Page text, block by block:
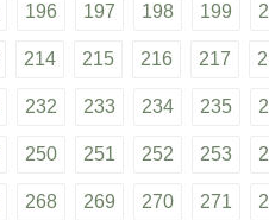
196 197 198 199
214 215 216 217
232 233 234 235
250 251 252 253
268 269 270 271